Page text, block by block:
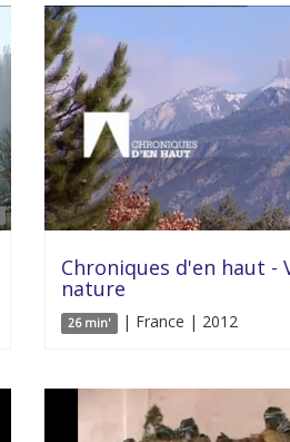
Chroniques d'en haut -
nature
26 min' | France | 2012